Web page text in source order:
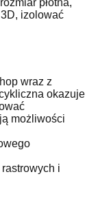
płótna,
izolować
wraz z
okazuje
możliwości
i